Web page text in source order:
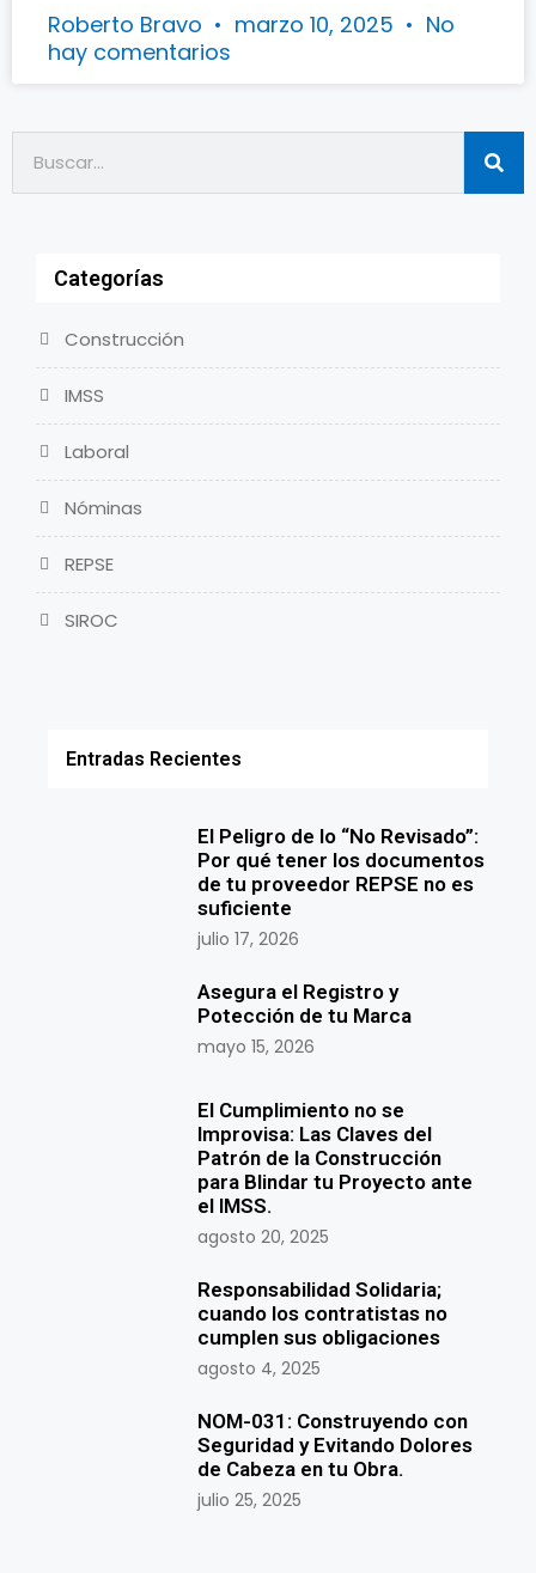
Roberto Bravo marzo 10, 2025
No
hay comentarios
Categorías
Construcción
IMSS
Laboral
Nóminas
REPSE
SIROC
Entradas Recientes
El Peligro de lo “No Revisado”:
Por qué tener los documentos
de tu proveedor REPSE no es
suficiente
julio 17, 2026
Asegura el Registro y
Potección de tu Marca
mayo 15, 2026
El Cumplimiento no se
Improvisa: Las Claves del
Patrón de la Construcción
para Blindar tu Proyecto ante
el IMSS.
agosto 20, 2025
Responsabilidad Solidaria;
cuando los contratistas no
cumplen sus obligaciones
agosto 4, 2025
NOM-031: Construyendo con
Seguridad y Evitando Dolores
de Cabeza en tu Obra.
julio 25, 2025